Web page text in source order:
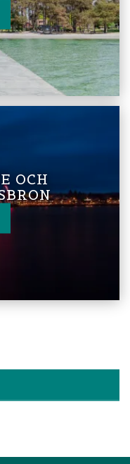
OCH
top of